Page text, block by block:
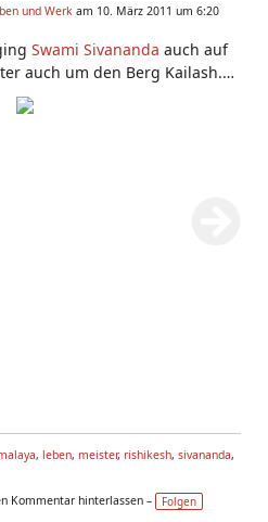
und Werk am 10. März 2011 um 6:20
Swami Sivananda auch auf
auch um den Berg Kailash.
Tempel in Orissa, einem
, leben, meister, rishikesh, sivananda,
Kommentar hinterlassen –
Folgen